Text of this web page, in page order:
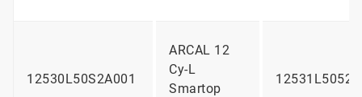
12530L50S2A001
ARCAL 12
Cy-L
Smartop